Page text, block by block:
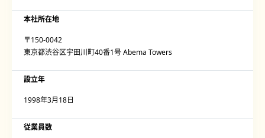
本社所在地
〒150-0042
東京都渋谷区宇田川町40番1号 Abema Towers
設立年
1998年3月18日
従業員数